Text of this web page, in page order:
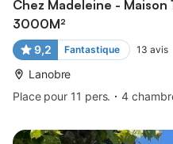
Chez Madeleine - Maison
3000M²
9,2 Fantastique 13 avis
Lanobre
Place pour 11 pers.
4